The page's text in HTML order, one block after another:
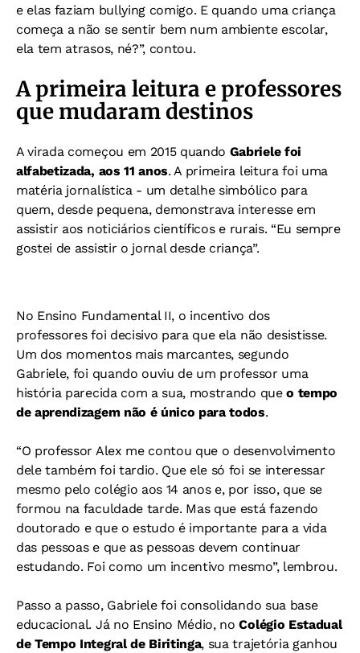
e elas faziam bullying comigo. E quando uma criança
começa a não se sentir bem num ambiente escolar,
ela tem atrasos, né?”, contou.
A primeira leitura e professores
que mudaram destinos
A virada começou em 2015 quando Gabriele foi
alfabetizada, aos 11 anos. A primeira leitura foi uma
matéria jornalística - um detalhe simbólico para
quem, desde pequena, demonstrava interesse em
assistir aos noticiários científicos e rurais. “Eu sempre
gostei de assistir o jornal desde criança”.
No Ensino Fundamental II, o incentivo dos
professores foi decisivo para que ela não desistisse.
Um dos momentos mais marcantes, segundo
Gabriele, foi quando ouviu de um professor uma
história parecida com a sua, mostrando queo tempo
de aprendizagem não é único para todos.
“O professor Alex me contou que o desenvolvimento
dele também foi tardio. Que ele só foi se interessar
mesmo pelo colégio aos 14 anos e, por isso, que se
formou na faculdade tarde. Mas que está fazendo
doutorado e que o estudo é importante para a vida
das pessoas e que as pessoas devem continuar
estudando. Foi como um incentivo mesmo”, lembrou.
Passo a passo, Gabriele foi consolidando sua base
educacional. Já no Ensino Médio, noColégio Estadual
de Tempo Integral de Biritinga, sua trajetória ganhou